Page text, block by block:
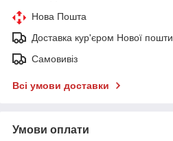
Нова Пошта
Доставка кур'єром Нової пошти
Самовивіз
Всі умови доставки
Умови оплати